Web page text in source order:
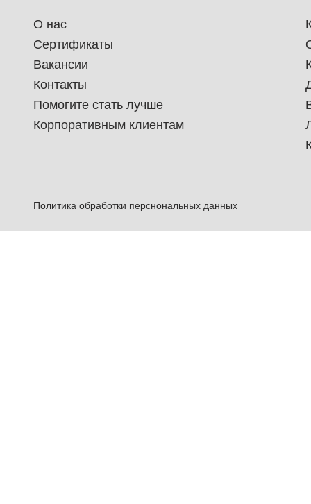
О нас
Сертификаты
Вакансии
Контакты
Помогите стать лучше
Корпоративным клиентам
Политика обработки перснональных данных